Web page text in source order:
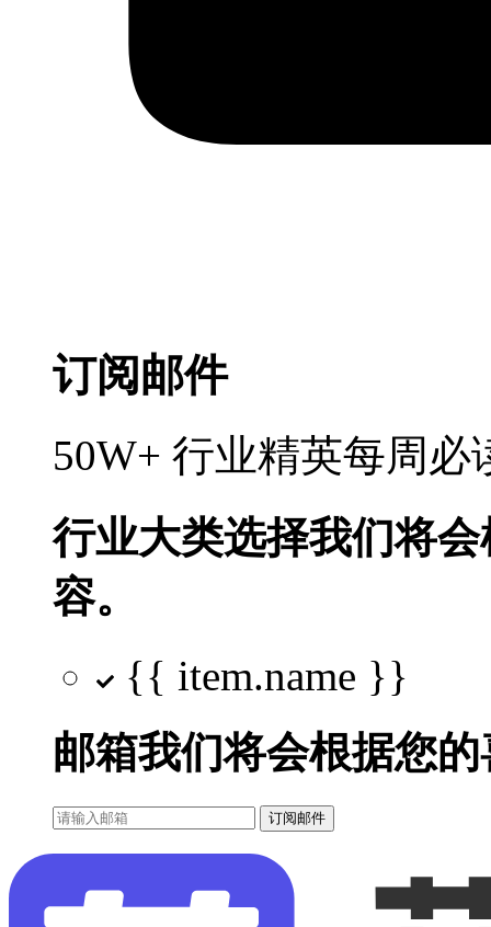
订阅邮件
50W+ 行业精英每周
行业大类选择我们将
容。
{{ item.name }}
邮箱我们将会根据您
订阅邮件